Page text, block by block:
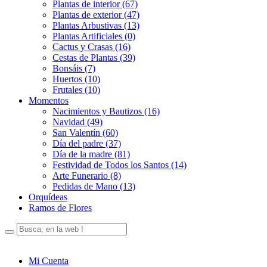
Plantas de interior (67)
Plantas de exterior (47)
Plantas Arbustivas (13)
Plantas Artificiales (0)
Cactus y Crasas (16)
Cestas de Plantas (39)
Bonsáis (7)
Huertos (10)
Frutales (10)
Momentos
Nacimientos y Bautizos (16)
Navidad (49)
San Valentín (60)
Día del padre (37)
Día de la madre (81)
Festividad de Todos los Santos (14)
Arte Funerario (8)
Pedidas de Mano (13)
Orquídeas
Ramos de Flores
Mi Cuenta